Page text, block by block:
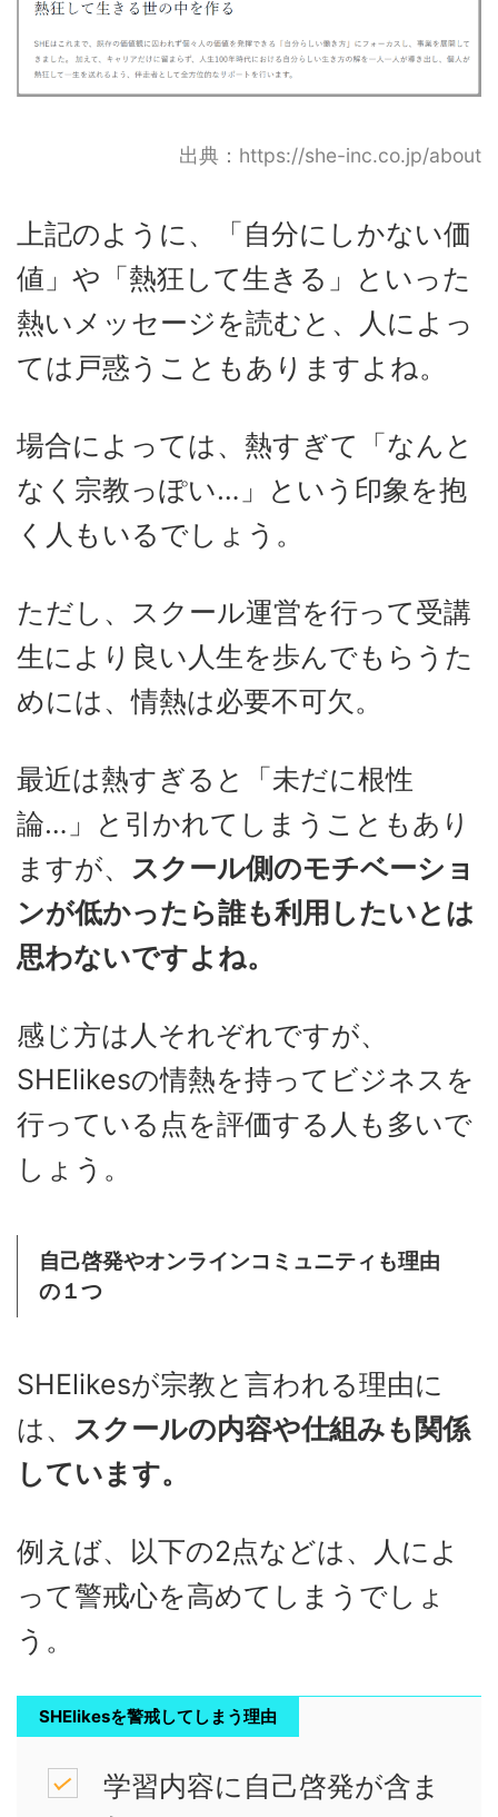
出典：https://she-inc.co.jp/about
上記のように、「自分にしかない価
値」や「熱狂して生きる」といった
熱いメッセージを読むと、人によっ
ては戸惑うこともありますよね。
場合によっては、熱すぎて「なんと
なく宗教っぽい…」という印象を抱
く人もいるでしょう。
ただし、スクール運営を行って受講
生により良い人生を歩んでもらうた
めには、情熱は必要不可欠。
最近は熱すぎると「未だに根性
論…」と引かれてしまうこともあり
ますが、 スクール側のモチベーショ
ンが低かったら誰も利用したいとは
思わないですよね。
感じ方は人それぞれですが、
SHElikesの情熱を持ってビジネスを
行っている点を評価する人も多いで
しょう。
自己啓発やオンラインコミュニティも理由
の１つ
SHElikesが宗教と言われる理由に
は、 スクールの内容や仕組みも関係
しています。
例えば、以下の2点などは、人によ
って警戒心を高めてしまうでしょ
う。
SHElikesを警戒してしまう理由
学習内容に自己啓発が含ま